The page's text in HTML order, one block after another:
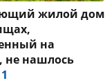
жилой дом
на
не нашлось
1